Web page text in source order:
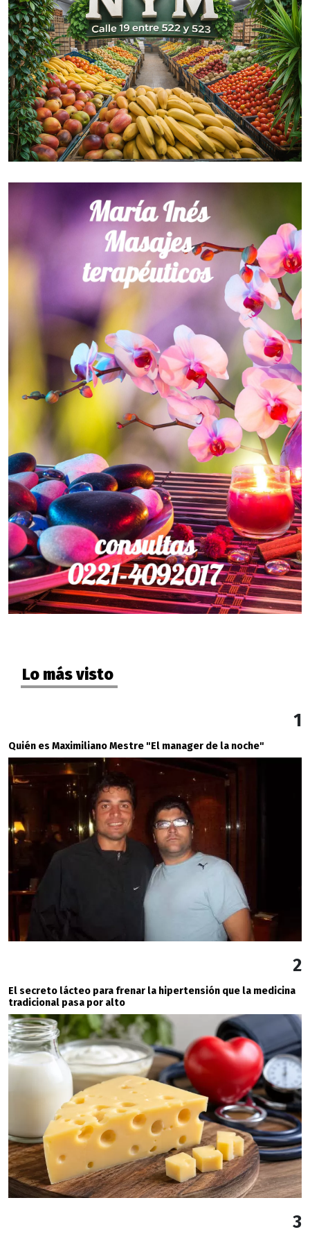
Lo más visto
1
Quién es Maximiliano Mestre "El manager de la noche"
2
El secreto lácteo para frenar la hipertensión que la medicina
tradicional pasa por alto
3